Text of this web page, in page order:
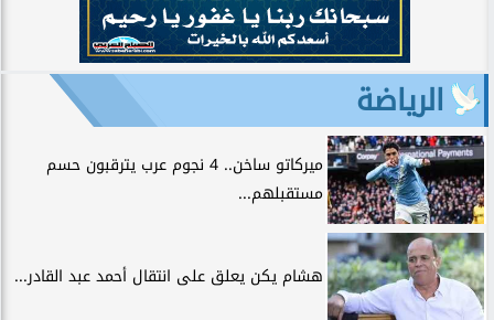
الرياضة
ميركاتو ساخن.. 4 نجوم عرب يترقبون حسم
مستقبلهم...
هشام يكن يعلق على انتقال أحمد عبد القادر...